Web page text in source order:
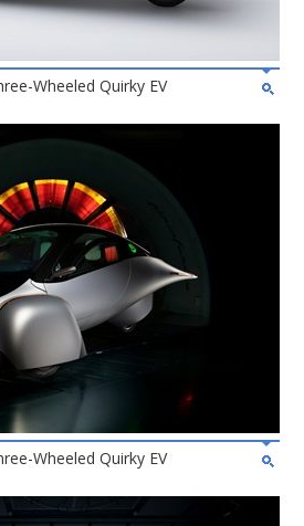
Wheeled Quirky EV
Wheeled Quirky EV